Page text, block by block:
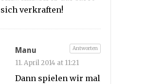
sich verkraften!
Manu
11. April 2014 at 11:21
Dann spielen wir mal
Antworten